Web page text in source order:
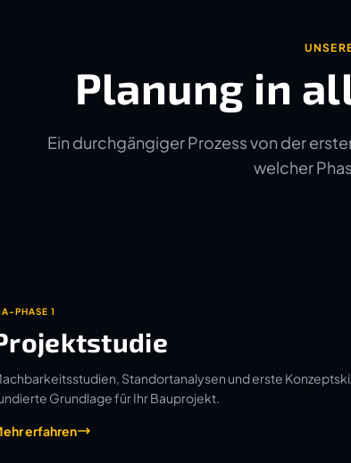
Planung in
Ein durchgängiger Prozess von der
welcher
PHASE 1
Standortanalysen und erste
Grundlage für Ihr Bauprojekt.
erfahren